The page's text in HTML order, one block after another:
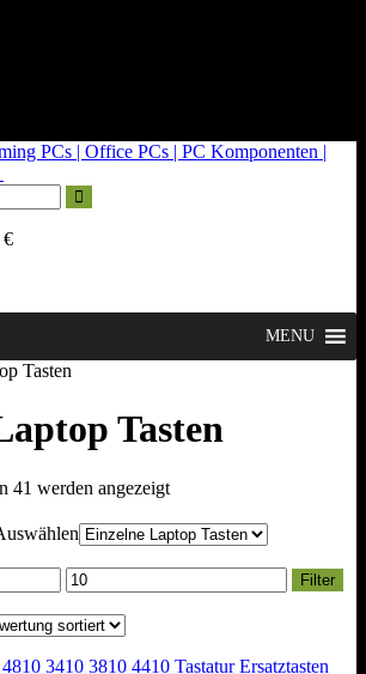
PCs | Office PCs | PC Komponenten |
€
MENU
Tasten
Tasten
41 werden angezeigtNach
sortiert
Max.
Preis
Filter